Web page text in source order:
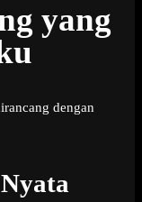
yang
dengan